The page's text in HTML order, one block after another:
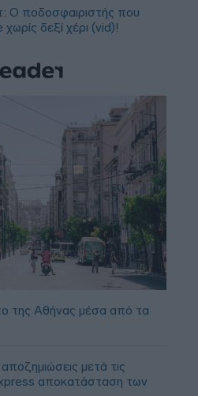
Ο ποδοσφαιριστής που
δεξί χέρι (vid)!
της Αθήνας μέσα από τα
μετά τις
αποκατάσταση των